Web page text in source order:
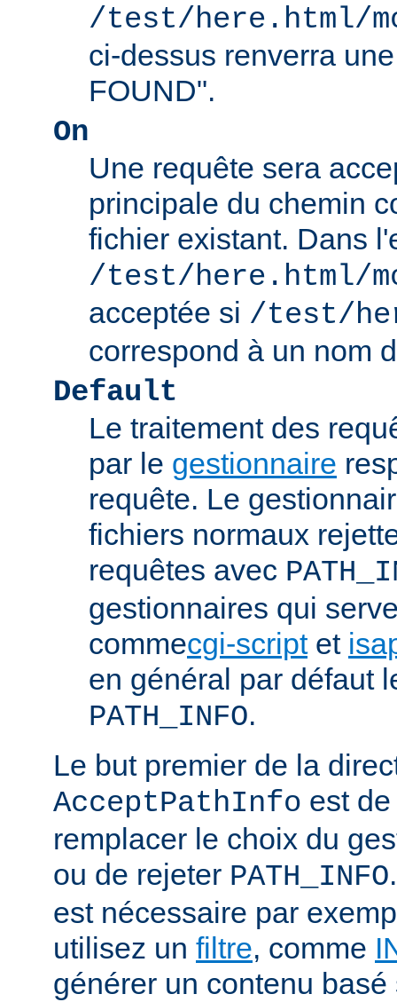
/test/here.html/
ci-dessus renverra
FOUND".
On
Une requête sera
principale du chemin
fichier existant. Dans
/test/here.html/
acceptée si /test/
correspond à un nom
Default
Le traitement des
par le gestionnaire
requête. Le
fichiers normaux
requêtes avec
gestionnaires qui
commecgi-scriptet
en général par défaut
PATH_INFO.
Le but premier de la
AcceptPathInfo est
remplacer le choix du
ou de rejeter PATH_INFO
est nécessaire par
utilisez un filtre, comme
générer un contenu